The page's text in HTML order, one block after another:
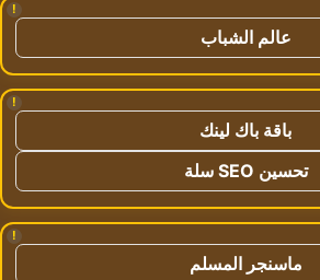
!
عالم الشباب
!
باقة باك لينك
تحسين SEO سلة
!
ماسنجر المسلم